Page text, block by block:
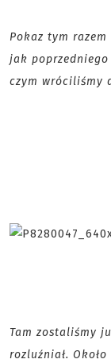
Pokaz tym
jak
czym wróciliśmy
Tam zostaliśmy
rozluźniał.